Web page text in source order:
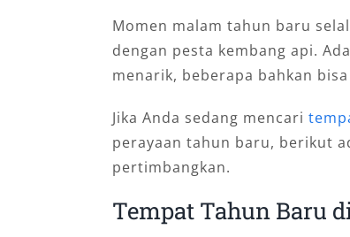
Momen malam tahun baru
dengan pesta kembang api.
menarik, beberapa bahkan
Jika Anda sedang mencari
perayaan tahun baru, berikut
pertimbangkan.
Tempat Tahun Baru